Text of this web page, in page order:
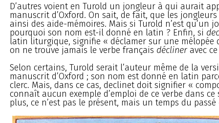
D’autres voient en Turold un jongleur à qui aurait
manuscrit d’Oxford. On sait, de fait, que les
ainsi des aide-mémoires. Mais si Turold n’est qu’un
pourquoi son nom est-il donné en latin ? Enfin, si
latin liturgique, signifie « déclamer sur une mélopée
on ne trouve jamais le verbe français décliner avec
Selon certains, Turold serait l’auteur même de la
manuscrit d’Oxford ; son nom est donné en latin
clerc. Mais, dans ce cas, declinet doit signifier «
connaît aucun exemple d’emploi de ce verbe dans ce
plus, ce n’est pas le présent, mais un temps du